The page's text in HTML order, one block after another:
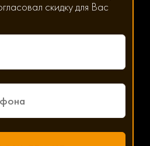
скидку для Вас